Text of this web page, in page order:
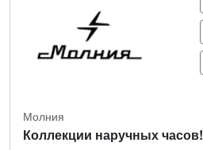
Молния
Коллекции наручных часов!